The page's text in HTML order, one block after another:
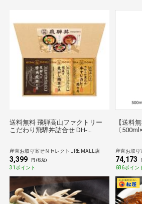
送料無料 飛騨高山ファクトリー
こだわり飛騨丼詰合せ DH-
産直お取り寄せＮセレクト JRE MALL店
3,399 円 (税込)
31ポイント
【送料
〔
産直お取
74,173
686ポイン